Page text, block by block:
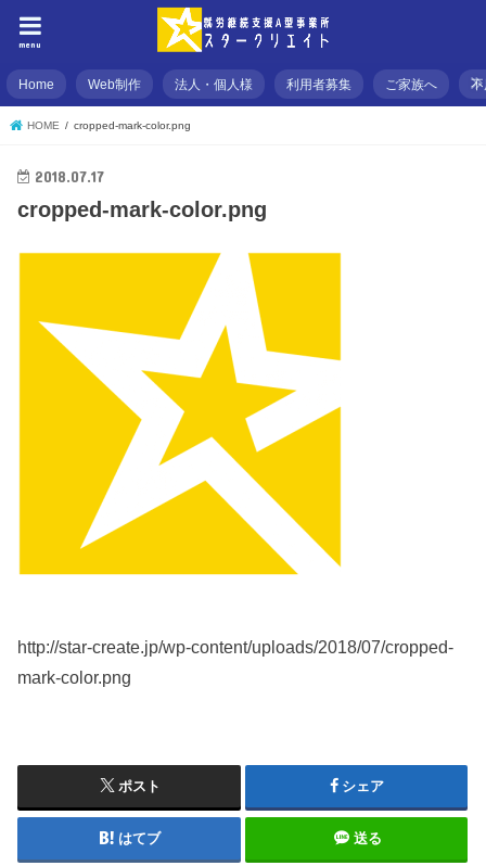
menu
Home Web制作 法人・個人様 利用者募集 ご家族へ
HOME cropped-mark-color.png
2018.07.17
cropped-mark-color.png
http://star-create.jp/wp-content/uploads/2018/07/cropped-
mark-color.png
ポスト シェア
はてブ 送る